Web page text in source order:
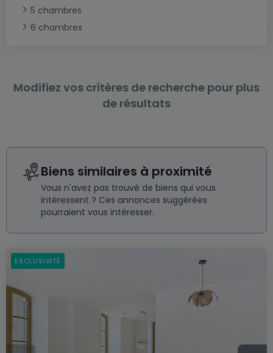
5 chambres
6 chambres
Modifiez vos critères de recherche pour plus
de résultats
Biens similaires à proximité
Vous n'avez pas trouvé de biens qui vous
intéressent ? Ces annonces suggérées
pourraient vous intéresser.
EXCLUSIVITÉ